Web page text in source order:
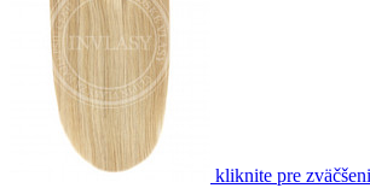
kliknite pre